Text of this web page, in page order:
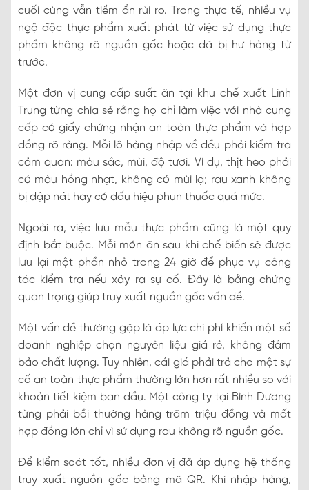
cuối cùng vẫn tiềm ẩn rủi ro. Trong thực tế, nhiều vụ
ngộ độc thực phẩm xuất phát từ việc sử dụng thực
phẩm không rõ nguồn gốc hoặc đã bị hư hỏng từ
trước.
Một đơn vị cung cấp suất ăn tại khu chế xuất Linh
Trung từng chia sẻ rằng họ chỉ làm việc với nhà cung
cấp có giấy chứng nhận an toàn thực phẩm và hợp
đồng rõ ràng. Mỗi lô hàng nhập về đều phải kiểm tra
cảm quan: màu sắc, mùi, độ tươi. Ví dụ, thịt heo phải
có màu hồng nhạt, không có mùi lạ; rau xanh không
bị dập nát hay có dấu hiệu phun thuốc quá mức.
Ngoài ra, việc lưu mẫu thực phẩm cũng là một quy
định bắt buộc. Mỗi món ăn sau khi chế biến sẽ được
lưu lại một phần nhỏ trong 24 giờ để phục vụ công
tác kiểm tra nếu xảy ra sự cố. Đây là bằng chứng
quan trọng giúp truy xuất nguồn gốc vấn đề.
Một vấn đề thường gặp là áp lực chi phí khiến một số
doanh nghiệp chọn nguyên liệu giá rẻ, không đảm
bảo chất lượng. Tuy nhiên, cái giá phải trả cho một sự
cố an toàn thực phẩm thường lớn hơn rất nhiều so với
khoản tiết kiệm ban đầu. Một công ty tại Bình Dương
từng phải bồi thường hàng trăm triệu đồng và mất
hợp đồng lớn chỉ vì sử dụng rau không rõ nguồn gốc.
Để kiểm soát tốt, nhiều đơn vị đã áp dụng hệ thống
truy xuất nguồn gốc bằng mã QR. Khi nhập hàng,